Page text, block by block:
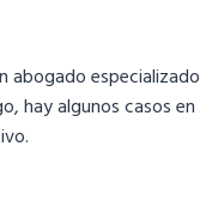
abogado especializado
hay algunos casos en